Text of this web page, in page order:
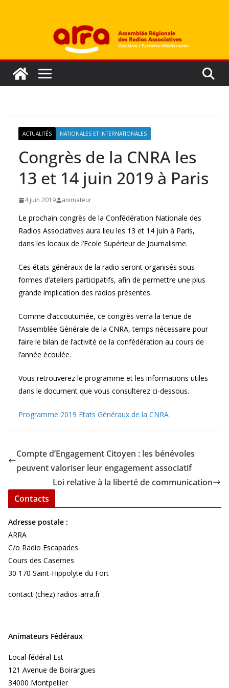
ACTUALITÉS NATIONALES ET INTERNATIONALES
Congrès de la CNRA les
13 et 14 juin 2019 à Paris
4 juin 2019 animateur
Le prochain congrès de la Confédération Nationale des
Radios Associatives aura lieu les 13 et 14 juin à Paris,
dans les locaux de l’Ecole Supérieur de Journalisme.
Ces états généraux de la radio seront organisés sous
formes d’ateliers participatifs, afin de permettre une plus
grande implication des radios présentes.
Comme d’accoutumée, ce congrès verra la tenue de
l’Assemblée Générale de la CNRA, temps nécessaire pour
faire le bilan de l’activité de la confédération au cours de
l’année écoulée.
Vous retrouverez le programme et les informations utiles
dans le document que vous consulterez ci-dessous.
Programme 2019 Etats Généraux de la CNRA
Compte d’Engagement Citoyen : les bénévoles
peuvent valoriser leur engagement associatif
Loi relative à la liberté de communication
Contacts
Adresse postale :
ARRA
C/o Radio Escapades
Cours des Casernes
30 170 Saint-Hippolyte du Fort
contact (chez) radios-arra.fr
Animateurs Fédéraux
Local fédéral Est
121 Avenue de Boirargues
34000 Montpellier